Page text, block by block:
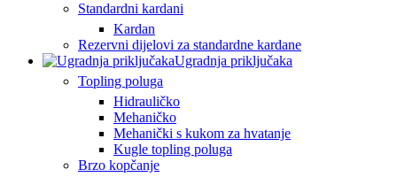
Standardni kardani
Kardan
Rezervni dijelovi za standardne kardane
Ugradnja priključaka
Topling poluga
Hidrauličko
Mehaničko
Mehanički s kukom za hvatanje
Kugle topling poluga
Brzo kopčanje